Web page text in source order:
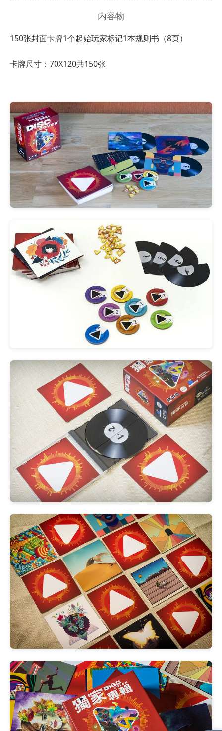
内容物
150张封面卡牌1个起始玩家标记1本规则书（8页）
卡牌尺寸：70X120共150张